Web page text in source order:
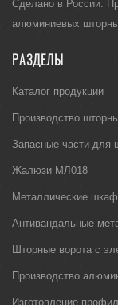
Сделано в России:
алюминиевых
РАЗДЕЛЫ
Каталог продукции
Производство
Запасные части для
Жалюзи МЛ018
Металлические
Антивандальные
Шторные ворота с
Производство
Изготовление